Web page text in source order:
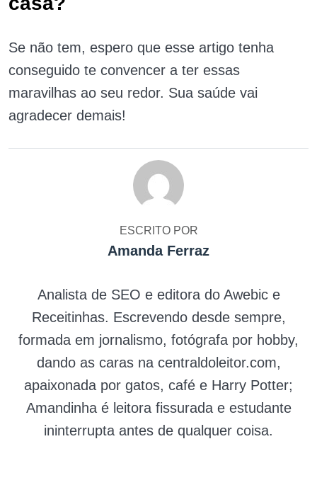
Se não tem, espero que esse artigo tenha
conseguido te convencer a ter essas
maravilhas ao seu redor. Sua saúde vai
agradecer demais!
ESCRITO POR
Amanda Ferraz
Analista de SEO e editora do Awebic e
Receitinhas. Escrevendo desde sempre,
formada em jornalismo, fotógrafa por hobby,
dando as caras na centraldoleitor.com,
apaixonada por gatos, café e Harry Potter;
Amandinha é leitora fissurada e estudante
ininterrupta antes de qualquer coisa.